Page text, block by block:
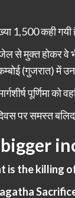
1,500 कही गयी
से मुक्त होकर वे
(गुजरात) में
पूर्णिमा
पर समस्त
is the killing